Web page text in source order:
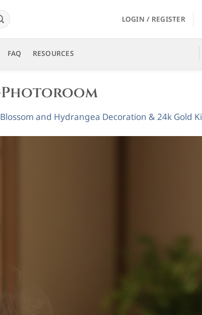
LOGIN / REGISTER
FAQ RESOURCES
Photoroom
and Hydrangea Decoration & 24k Gold